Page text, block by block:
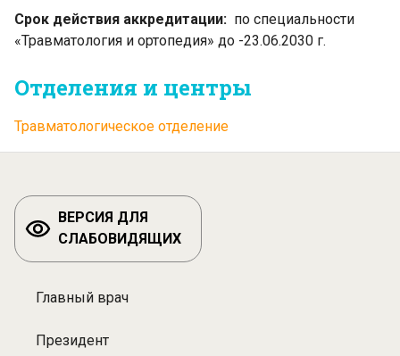
Срок действия аккредитации: по специальности
«Травматология и ортопедия» до -23.06.2030 г.
Отделения и центры
Травматологическое отделение
ВЕРСИЯ ДЛЯ
СЛАБОВИДЯЩИХ
Разделы:
Специалисты
Главный врач
Президент